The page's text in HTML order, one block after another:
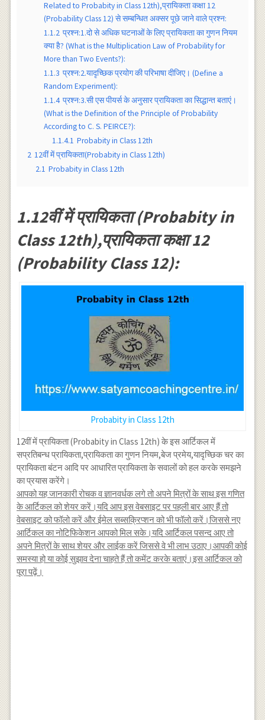
Related to Probabity in Class 12th),प्रायिकता कक्षा 12
(Probability Class 12) से सम्बन्धित अक्सर पूछे जाने वाले प्रश्न:
1.1.2 प्रश्न:1.दो से अधिक घटनाओं के लिए प्रायिकता का गुणन नियम
क्या है? (What is the Multiplication Law of Probability for
More than Two Events?):
1.1.3 प्रश्न:2.यादृच्छिक प्रयोग की परिभाषा दीजिए। (Define a
Random Experiment):
1.1.4 प्रश्न:3.सी एस पीयर्स के अनुसार प्रायिकता का सिद्धान्त बताएं।
(What is the Definition of the Principle of Probability
According to C. S. PEIRCE?):
1.1.4.1 Probabity in Class 12th
2 12वीं में प्रायिकता(Probabity in Class 12th)
2.1 Probabity in Class 12th
1.12वीं में प्रायिकता (Probabity in
Class 12th),प्रायिकता कक्षा 12
(Probability Class 12):
Probabity in Class 12th
12वीं में प्रायिकता (Probabity in Class 12th) के इस आर्टिकल में
सप्रतिबन्ध प्रायिकता,प्रायिकता का गुणन नियम,बेज प्रमेय,यादृच्छिक चर का
प्रायिकता बंटन आदि पर आधारित प्रायिकता के सवालों को हल करके समझने
का प्रयास करेंगे।
आपको यह जानकारी रोचक व ज्ञानवर्धक लगे तो अपने मित्रों के साथ इस गणित
के आर्टिकल को शेयर करें।यदि आप इस वेबसाइट पर पहली बार आए हैं तो
वेबसाइट को फॉलो करें और ईमेल सब्सक्रिप्शन को भी फॉलो करें।जिससे नए
आर्टिकल का नोटिफिकेशन आपको मिल सके।यदि आर्टिकल पसन्द आए तो
अपने मित्रों के साथ शेयर और लाईक करें जिससे वे भी लाभ उठाए।आपकी कोई
समस्या हो या कोई सुझाव देना चाहते हैं तो कमेंट करके बताएं।इस आर्टिकल को
पूरा पढ़ें।